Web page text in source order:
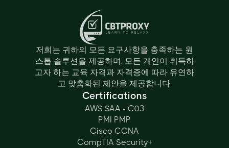
저희는 귀하의 모든 요구사항을 충족하는 원
스톱 솔루션을 제공하며, 모든 개인이 취득하
고자 하는 교육 자격과 자격증에 따라 유연하
고 맞춤화된 제안을 제공합니다.
Certifications
AWS SAA - C03
PMI PMP
Cisco CCNA
CompTIA Security+